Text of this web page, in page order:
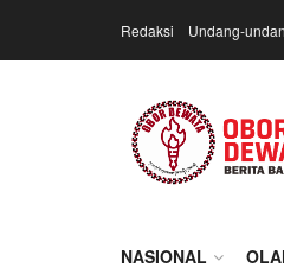
Redaksi Undang-
NASIONAL